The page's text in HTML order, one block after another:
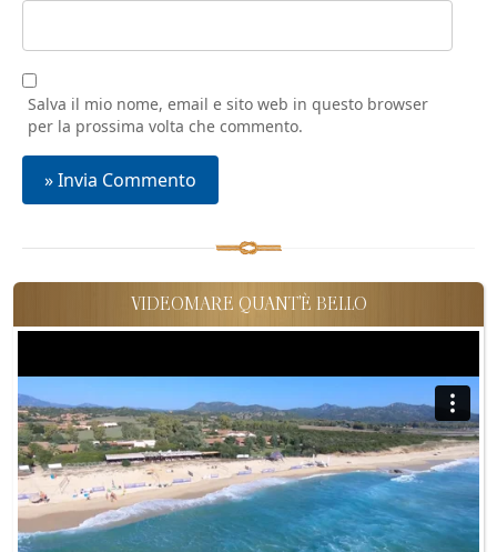
Salva il mio nome, email e sito web in questo browser
per la prossima volta che commento.
VIDEOMARE QUANT'È BELLO